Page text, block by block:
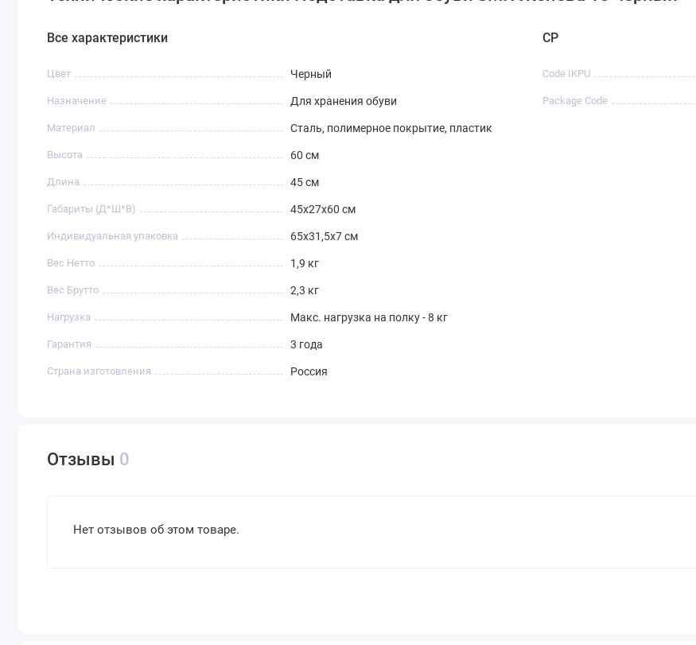
Все характеристики
Цвет Черный
Назначение Для хранения обуви
Материал Сталь, полимерное покрытие, пластик
Высота 60 см
Длина 45 см
Габариты (Д*Ш*В) 45х27х60 см
Индивидуальная упаковка 65х31,5х7 см
Вес Нетто 1,9 кг
Вес Брутто 2,3 кг
Нагрузка Макс. нагрузка на полку - 8 кг
Гарантия 3 года
Страна изготовления Россия
CP
Code IKPU
Package Code
Отзывы 0
Нет отзывов об этом товаре.